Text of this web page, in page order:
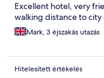
Excellent hotel, very
walking distance to
Mark, 3 éjszakás utazás
Hitelesített értékelés